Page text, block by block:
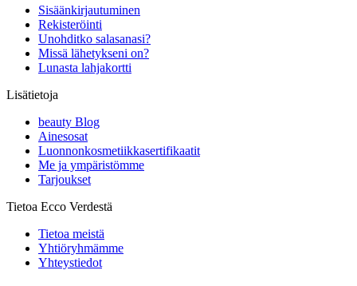
Sisäänkirjautuminen
Rekisteröinti
Unohditko salasanasi?
Missä lähetykseni on?
Lunasta lahjakortti
Lisätietoja
beauty Blog
Ainesosat
Luonnonkosmetiikkasertifikaatit
Me ja ympäristömme
Tarjoukset
Tietoa Ecco Verdestä
Tietoa meistä
Yhtiöryhmämme
Yhteystiedot